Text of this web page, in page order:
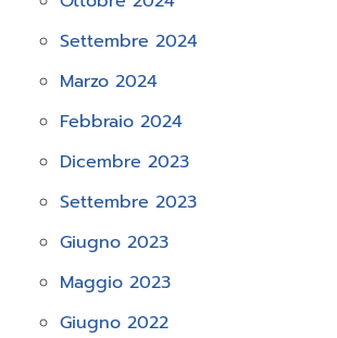
Settembre 2024
Marzo 2024
Febbraio 2024
Dicembre 2023
Settembre 2023
Giugno 2023
Maggio 2023
Giugno 2022